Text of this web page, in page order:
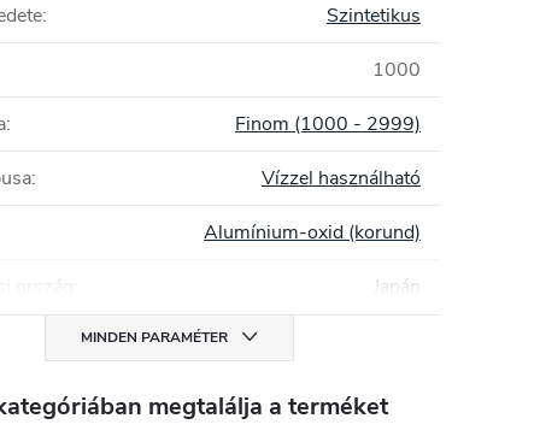
: Szintetikus
1000
: Finom (1000 - 2999)
: Vízzel használható
Alumínium-oxid (korund)
ország Japán
MINDEN PARAMÉTER
megtalálja a terméket